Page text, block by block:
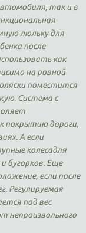
так и в
люльку для
после
как
на ровной
поместится
Система с
покрытию дороги,
А если
колесадля
бугорков. Еще
если после
Регулируемая
под вес
непроизвольного